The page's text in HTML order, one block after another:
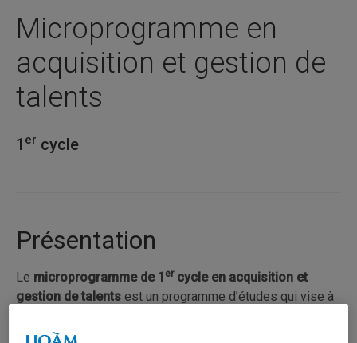
Microprogramme en
acquisition et gestion de
talents
1 er cycle
Présentation
Le microprogramme de 1 ercycle en acquisition et
gestion de talents est un programme d’études qui vise à
compétences approfondies dans ce domaine.